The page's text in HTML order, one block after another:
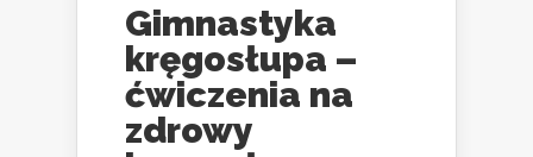
Gimnastyka
kręgosłupa –
ćwiczenia na
zdrowy